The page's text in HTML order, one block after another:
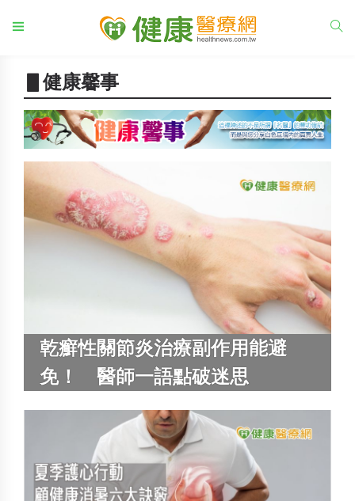
▋健康馨事
乾癬性關節炎治療副作用能避
免！ 醫師一語點破迷思